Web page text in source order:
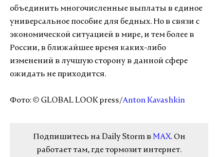
объединить многочисленные выплаты в единое
универсальное пособие для бедных. Но в связи с
экономической ситуацией в мире, и тем более в
России, в ближайшее время каких-либо
изменений в лучшую сторону в данной сфере
ожидать не приходится.
Фото: © GLOBAL LOOK press/Anton Kavashkin
Подпишитесь на Daily Storm в MAX. Он
работает там, где тормозит интернет.